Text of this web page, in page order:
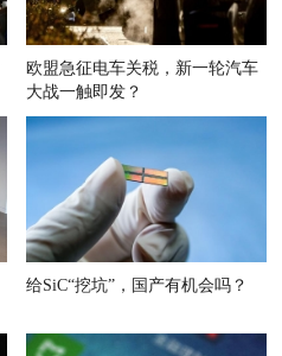
欧盟急征电车关税，新一轮汽车
大战一触即发？
给SiC“挖坑”，国产有机会吗？